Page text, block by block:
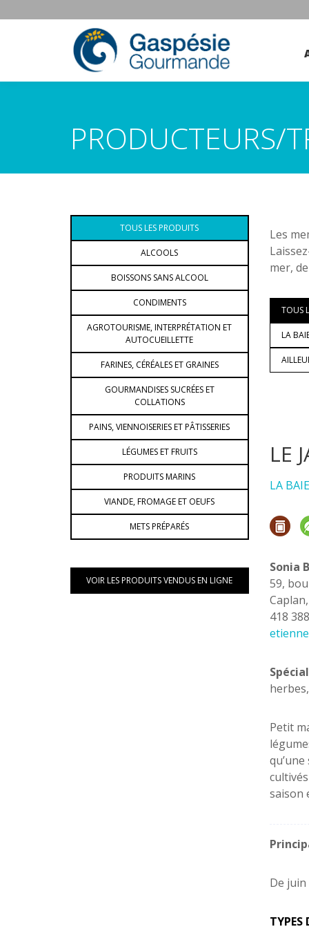
PRODUCTEURS/
TOUS LES PRODUITS
ALCOOLS
BOISSONS SANS ALCOOL
CONDIMENTS
AGROTOURISME, INTERPRÉTATION ET
AUTOCUEILLETTE
FARINES, CÉRÉALES ET GRAINES
GOURMANDISES SUCRÉES ET
COLLATIONS
PAINS, VIENNOISERIES ET PÂTISSERIES
LÉGUMES ET FRUITS
PRODUITS MARINS
VIANDE, FROMAGE ET OEUFS
METS PRÉPARÉS
VOIR LES PRODUITS VENDUS EN LIGNE
Les
mer,
TOUS
LA
LE
LA
Sonia
59,
418
Petit
saison
De
TYPES